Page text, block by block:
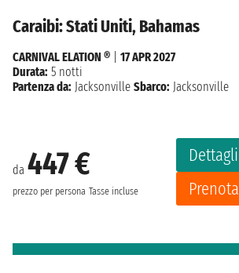
Caraibi: Stati Uniti, Bahamas
da 447 €
prezzo per persona Tasse incluse
Dettagli
Prenota
CARNIVAL ELATION ®
17 APR 2027
Durata: 5 notti
Partenza da: Jacksonville Sbarco: Jacksonville